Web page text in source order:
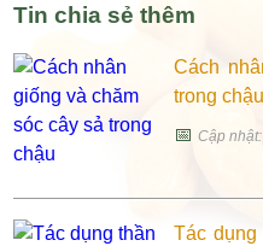
Tin chia sẻ thêm
Cách
trong chậu
📅Cập
Tác dụng